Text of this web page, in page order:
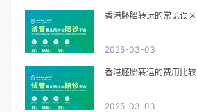
香港胚胎转运的常见误区
2025-03-03
香港胚胎转运的费用比较
2025-03-03